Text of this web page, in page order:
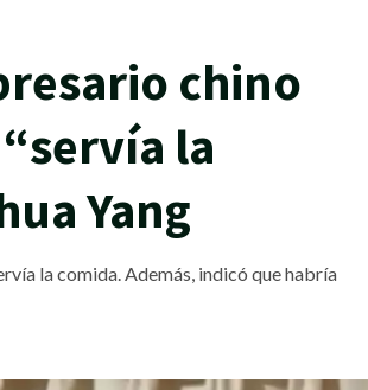
chino
la
Yang
la comida. Además, indicó que habría